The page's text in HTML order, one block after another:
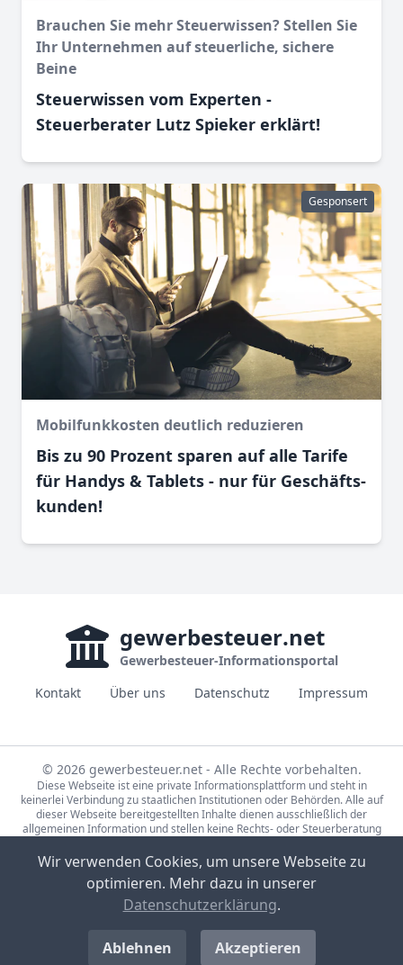
Brauchen Sie mehr Steuerwissen? Stellen Sie
Ihr Unternehmen auf steuerliche, sichere
Beine
Steuerwissen vom Experten -
Steuerberater Lutz Spieker erklärt!
Gesponsert
Mobilfunkkosten deutlich reduzieren
Bis zu 90 Prozent sparen auf alle Tarife
für Handys & Tablets - nur für Geschäfts­
kunden!
gewerbesteuer.net
Gewerbesteuer-Informationsportal
Kontakt
Über uns Datenschutz Impressum
© 2026 gewerbesteuer.net - Alle Rechte vorbehalten.
Diese Webseite ist eine private Informationsplattform und steht in
keinerlei Verbindung zu staatlichen Institutionen oder Behörden. Alle auf
dieser Webseite bereitgestellten Inhalte dienen ausschließlich der
allgemeinen Information und stellen keine Rechts- oder Steuerberatung
Informationen wird keine Gewähr übernommen. Bei rechtlichen oder
steuerlichen Fragen wenden Sie sich bitte an einen qualifizierten
Fachberater.
Die Steuerdaten auf gewerbesteuer.net basieren auf den Erhebungen der
Statistische Ämter des Bundes und der Länder (Lizenz:
Datensätze: 71231-01-02-5, 71231-01-03-5) sowie Eigenrecherche.
Bild-Quellen Sponsored-Links: CC0, Partner-Unternehmen, Pexels Lizenz,
Unsplash Lizenz
Wir verwenden Cookies, um unsere Webseite zu
optimieren. Mehr dazu in unserer
Datenschutzerklärung.
Ablehnen Akzeptieren